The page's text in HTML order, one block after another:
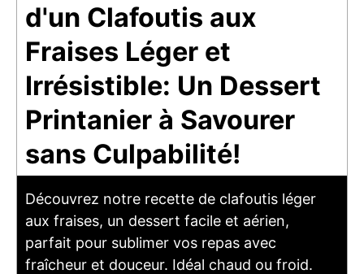
d'un Clafoutis aux
Fraises Léger et
Irrésistible: Un Dessert
Printanier à Savourer
sans Culpabilité!
Découvrez notre recette de clafoutis léger
aux fraises, un dessert facile et aérien,
parfait pour sublimer vos repas avec
fraîcheur et douceur. Idéal chaud ou froid.